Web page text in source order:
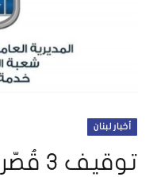
أخبار لبنان